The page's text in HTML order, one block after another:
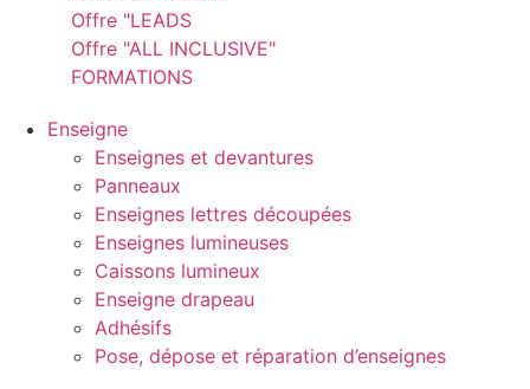
Offre "LEADS
Offre "ALL INCLUSIVE"
FORMATIONS
Enseigne
Enseignes et devantures
Panneaux
Enseignes lettres découpées
Enseignes lumineuses
Caissons lumineux
Enseigne drapeau
Adhésifs
Pose, dépose et réparation d’enseignes